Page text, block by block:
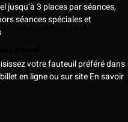
jusqu’à 3 places par séances,
séances spéciales et
votre fauteuil préféré dans
en ligne ou sur siteEn savoir